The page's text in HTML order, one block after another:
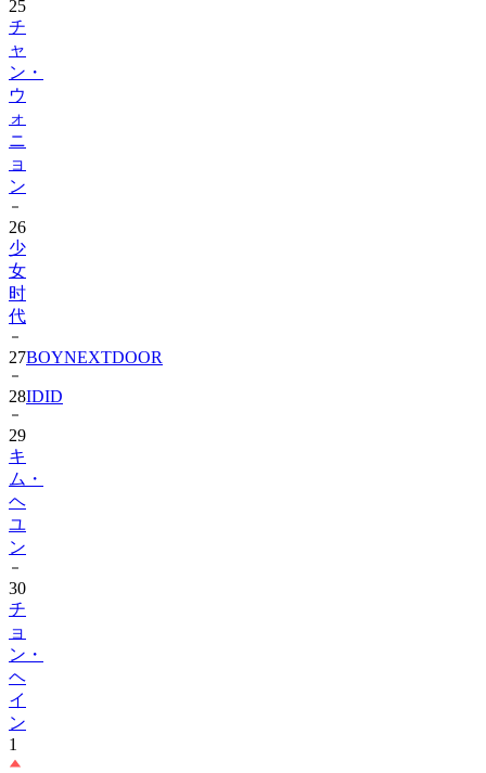
ャ
ン・
ウ
ォ
ニ
ョ
ン
26
少
女
时
代
27
28IDID
29
キ
ム・
ヘ
ユ
ン
30
チ
ョ
ン・
ヘ
イ
ン
1
31